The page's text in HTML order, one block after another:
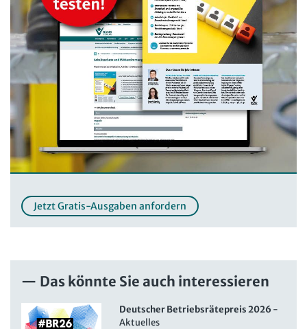
Jetzt Gratis-Ausgaben anfordern
Das könnte Sie auch interessieren
Deutscher Betriebsrätepreis 2026-
Aktuelles